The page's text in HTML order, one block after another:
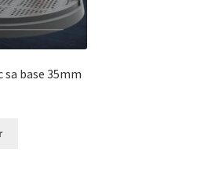
sa base 35mm